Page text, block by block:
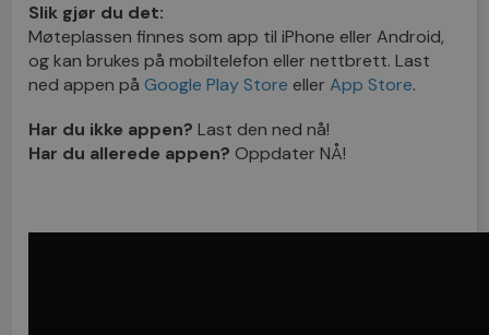
Slik gjør du det:
Møteplassen finnes som app til iPhone eller Android,
og kan brukes på mobiltelefon eller nettbrett. Last
ned appen påGoogle Play Store ellerApp Store.
Har du ikke appen? Last den ned nå!
Har du allerede appen? Oppdater NÅ!